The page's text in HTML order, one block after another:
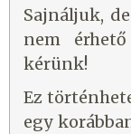
Sajnáljuk,
nem
kérünk!
Ez
egy